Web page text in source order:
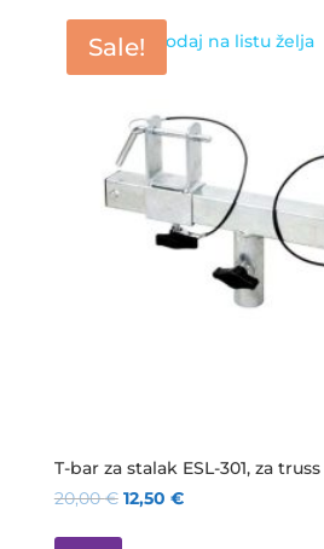
Sale!
T-bar za stalak ESL-301, za
20,00€ 12,50 €
Dodaj na listu želja